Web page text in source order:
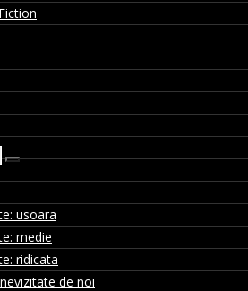
medie
ridicata
de noi
usoara
medie
ridicata
de noi